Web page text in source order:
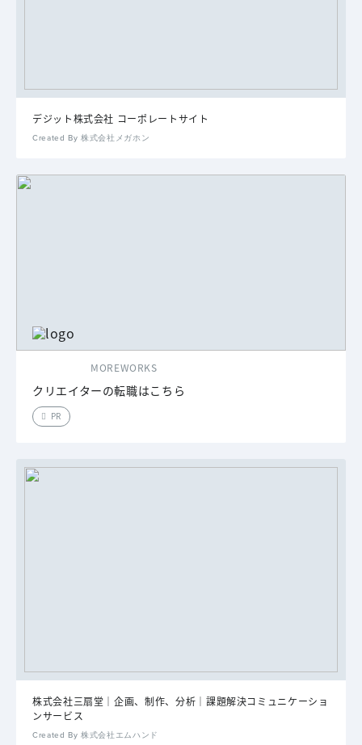
デジット株式会社 コーポレートサイト
Created By 株式会社メガホン
MOREWORKS
クリエイターの転職はこちら
PR
株式会社三扇堂｜企画、制作、分析｜課題解決コミュニケーショ
ンサービス
Created By 株式会社エムハンド